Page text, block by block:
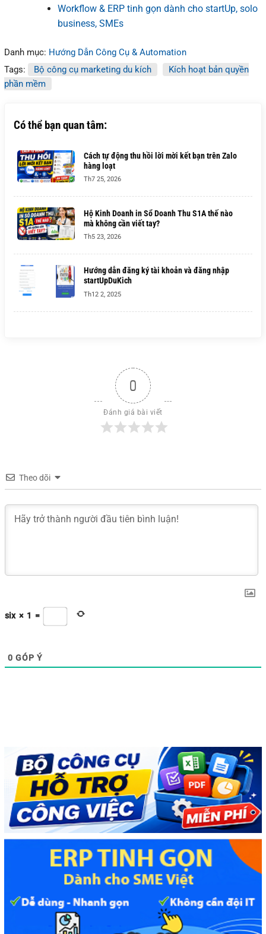
Workflow & ERP tinh gọn dành cho startUp, solo
business, SMEs
Danh mục: Hướng Dẫn Công Cụ & Automation
Tags:
Bộ công cụ marketing du kích
Kích hoạt bản quyền
phần mềm
Có thể bạn quan tâm:
Cách tự động thu hồi lời mời kết bạn trên Zalo
hàng loạt
Th7 25, 2026
Hộ Kinh Doanh in Sổ Doanh Thu S1A thế nào
mà không cần viết tay?
Th5 23, 2026
Hướng dẫn đăng ký tài khoản và đăng nhập
startUpDuKich
Th12 2, 2025
0
Đánh giá bài viết
Theo dõi
six × 1 =
0 GÓP Ý